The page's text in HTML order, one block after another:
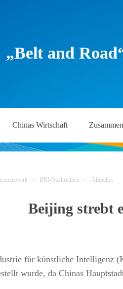
„Belt and
Chinas Wirtschaft
>> BRI-Nachrichten >> Aktuelles
Beijing strebt
für künstliche Intelligenz
wurde, da Chinas